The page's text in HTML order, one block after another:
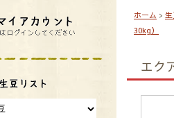
ホーム > 生
30kg）
エク